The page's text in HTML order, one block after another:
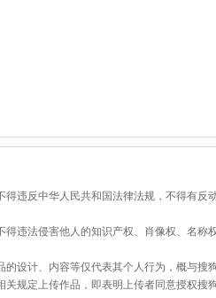
得违反中华人民共和国法律法规，不得有反
得违法侵害他人的知识产权、肖像权、名称
设计、内容等仅代表其个人行为，概与搜
关规定上传作品，即表明上传者同意授权搜